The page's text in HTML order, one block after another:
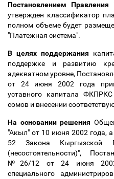
Постановлением Правления
утвержден классификатор
полном объеме будет
"Платежная система".
В целях поддержания
поддержке и развитию
адекватном уровне,
от 24 июня 2002 года
уставного капитала
сомов и внесении
На основании решения
"Акыл" от 10 июня 2002 года,
52 Закона Кыргызской
(несостоятельности)",
№26/12 от 24 июня 2002
специального